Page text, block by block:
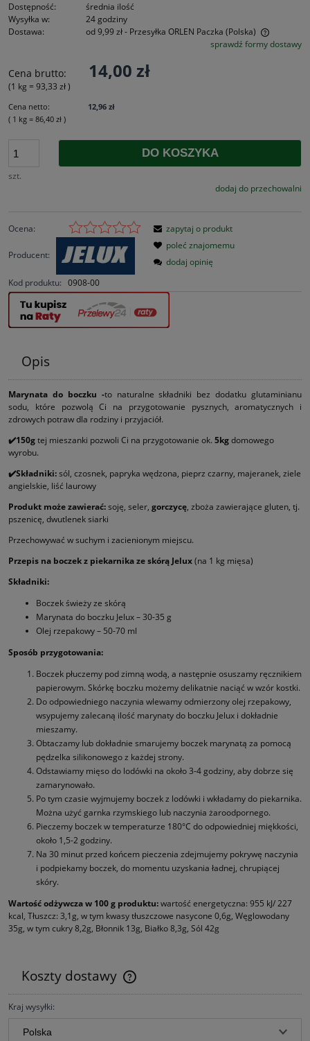
Dostępność:
średnia ilość
Wysyłka w:
24 godziny
Dostawa:
od 9,99 zł- Przesyłka ORLEN Paczka (Polska)
Cena nie zawiera ewentualnych kosztów płatnościsprawdź formy dostawy
Cena brutto: 14,00 zł
(1 kg = 93,33 zł)
Cena netto:
12,96 zł
( 1 kg = 86,40 zł )
szt.
DO KOSZYKA
dodaj do przechowalni
Ocena:
Producent:
Kod produktu: 0908-00
zapytaj o produkt
poleć znajomemu
dodaj opinię
Opis
Marynata do boczku -to naturalne składniki bez dodatku glutaminianu
sodu, które pozwolą Ci na przygotowanie pysznych, aromatycznych i
zdrowych potraw dla rodziny i przyjaciół.
✔️150gtej mieszanki pozwoli Ci na przygotowanie ok. 5kgdomowego
wyrobu.
✔️Składniki:sól, czosnek, papryka wędzona, pieprz czarny, majeranek, ziele
angielskie, liść laurowy
Produkt może zawierać:soję, seler, gorczycę, zboża zawierające gluten, tj.
pszenicę, dwutlenek siarki
Przechowywać w suchym i zacienionym miejscu.
Przepis na boczek z piekarnika ze skórą Jelux(na 1 kg mięsa)
Składniki:
Boczek świeży ze skórą
Marynata do boczku Jelux – 30-35 g
Olej rzepakowy – 50-70 ml
Sposób przygotowania:
Boczek płuczemy pod zimną wodą, a następnie osuszamy ręcznikiem
papierowym. Skórkę boczku możemy delikatnie naciąć w wzór kostki.
Do odpowiedniego naczynia wlewamy odmierzony olej rzepakowy,
wsypujemy zalecaną ilość marynaty do boczku Jelux i dokładnie
mieszamy.
Obtaczamy lub dokładnie smarujemy boczek marynatą za pomocą
pędzelka silikonowego z każdej strony.
Odstawiamy mięso do lodówki na około 3-4 godziny, aby dobrze się
zamarynowało.
Po tym czasie wyjmujemy boczek z lodówki i wkładamy do piekarnika.
Można użyć garnka rzymskiego lub naczynia żaroodpornego.
Pieczemy boczek w temperaturze 180°C do odpowiedniej miękkości,
około 1,5-2 godziny.
Na 30 minut przed końcem pieczenia zdejmujemy pokrywę naczynia
i podpiekamy boczek, do momentu uzyskania ładnej, chrupiącej
skóry.
Wartość odżywcza w 100 g produktu:wartość energetyczna: 955 kJ/ 227
kcal, Tłuszcz: 3,1g, w tym kwasy tłuszczowe nasycone 0,6g, Węglowodany
35g, w tym cukry 8,2g, Błonnik 13g, Białko 8,3g, Sól 42g
Koszty dostawy
Cena nie zawiera ewentualnych kosztów płatności
Kraj wysyłki: